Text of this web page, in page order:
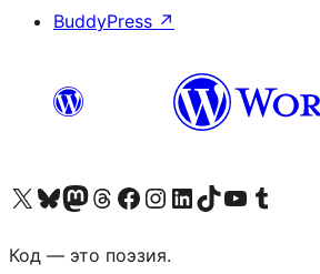
BuddyPress ↗
Посетите нас в X (ранее Twitter)
Посетите нашу учётную запись в Bluesky
Посетите нашу ленту в Mastodon
Посетите нашу учётную запись в Threads
Посетите нашу страницу на Facebook
Посетите наш Instagram
Посетите нашу страницу в LinkedIn
Посетите нашу учётную запись в TikTok
Посетите наш канал YouTube
Посетите нашу учётную запись в Tumblr
Код — это поэзия.